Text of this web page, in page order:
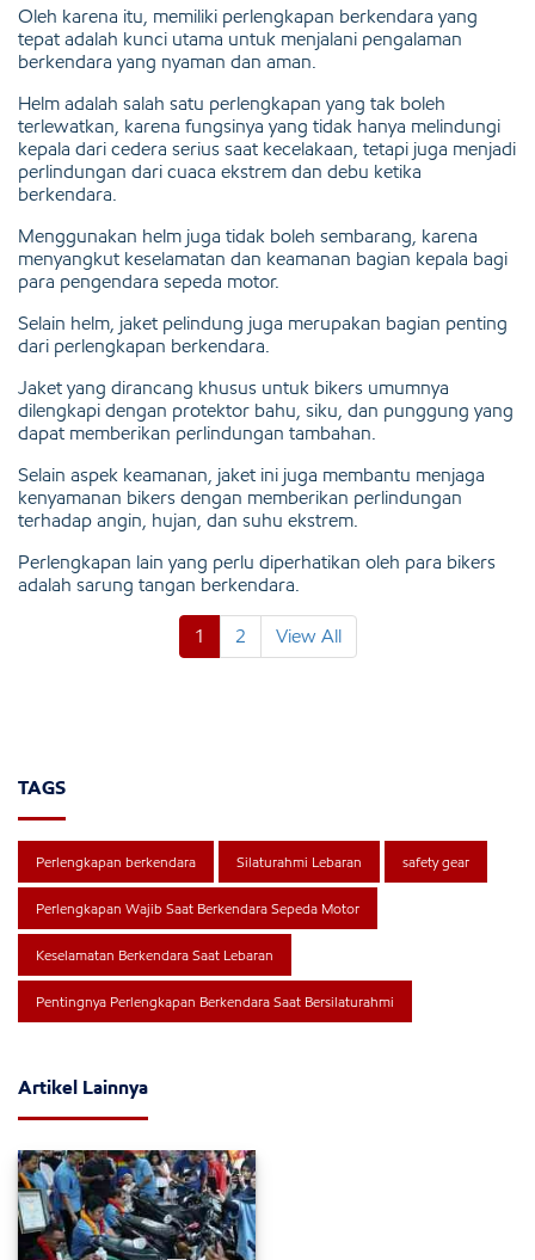
Oleh karena itu, memiliki perlengkapan berkendara yang
tepat adalah kunci utama untuk menjalani pengalaman
berkendara yang nyaman dan aman.
Helm adalah salah satu perlengkapan yang tak boleh
terlewatkan, karena fungsinya yang tidak hanya melindungi
kepala dari cedera serius saat kecelakaan, tetapi juga menjadi
perlindungan dari cuaca ekstrem dan debu ketika
berkendara.
Menggunakan helm juga tidak boleh sembarang, karena
menyangkut keselamatan dan keamanan bagian kepala bagi
para pengendara sepeda motor.
Selain helm, jaket pelindung juga merupakan bagian penting
dari perlengkapan berkendara.
Jaket yang dirancang khusus untuk bikers umumnya
dilengkapi dengan protektor bahu, siku, dan punggung yang
dapat memberikan perlindungan tambahan.
Selain aspek keamanan, jaket ini juga membantu menjaga
kenyamanan bikers dengan memberikan perlindungan
terhadap angin, hujan, dan suhu ekstrem.
Perlengkapan lain yang perlu diperhatikan oleh para bikers
adalah sarung tangan berkendara.
1 2 View All
TAGS
Perlengkapan berkendara Silaturahmi Lebaran safety gear
Perlengkapan Wajib Saat Berkendara Sepeda Motor
Keselamatan Berkendara Saat Lebaran
Pentingnya Perlengkapan Berkendara Saat Bersilaturahmi
Artikel Lainnya